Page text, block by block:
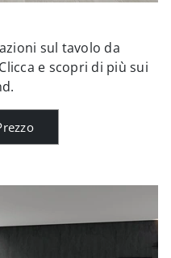
sul tavolo da
e scopri di più sui